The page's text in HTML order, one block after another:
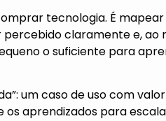
tecnologia. É
percebido claramente e,
o suficiente para
um caso de uso com
os aprendizados para